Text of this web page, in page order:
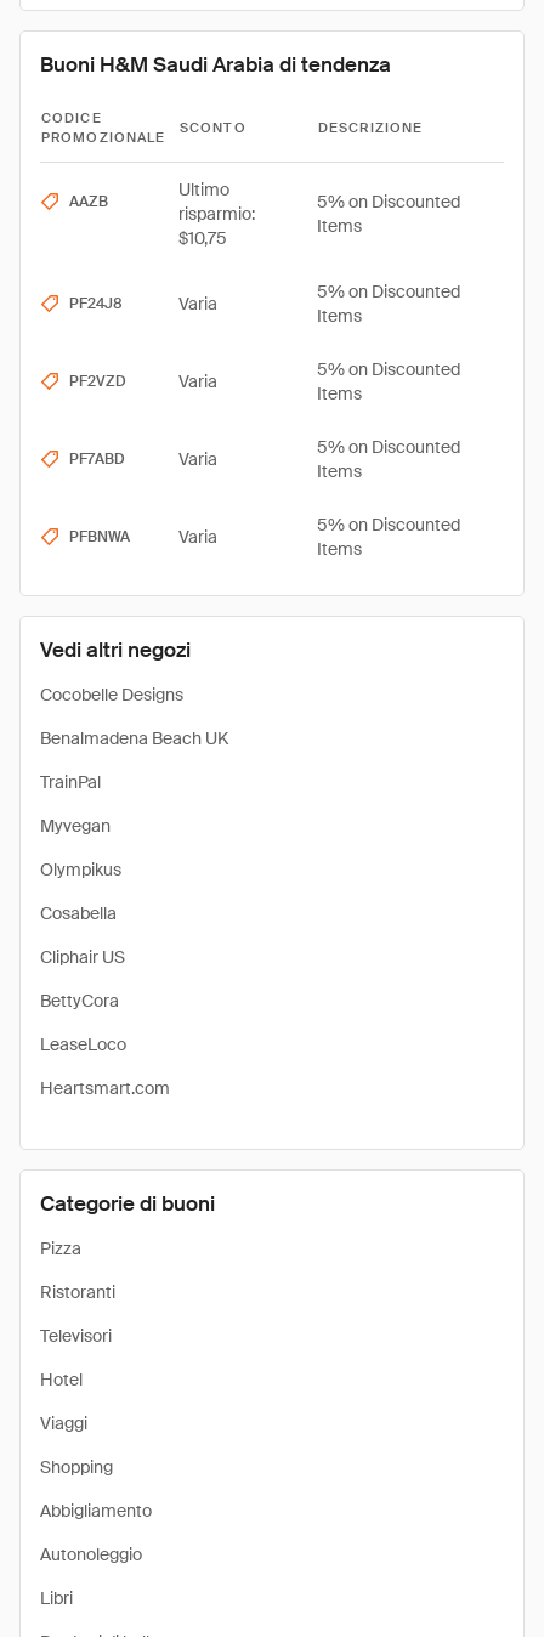
Vedi altri negozi
Cocobelle Designs
Benalmadena Beach UK
TrainPal
Myvegan
Olympikus
Cosabella
Cliphair US
BettyCora
LeaseLoco
Heartsmart.com
Categorie di buoni
Pizza
Ristoranti
Televisori
Hotel
Viaggi
Shopping
Abbigliamento
Autonoleggio
Libri
Buoni H&M Saudi Arabia di tendenza
CODICE
PROMOZIONALE
SCONTO DESCRIZIONE
AAZB
Ultimo
risparmio:
$10,75
5% on Discounted
Items
PF24J8 Varia
5% on Discounted
Items
PF2VZD Varia
5% on Discounted
Items
PF7ABD Varia
5% on Discounted
Items
PFBNWA Varia
5% on Discounted
Items